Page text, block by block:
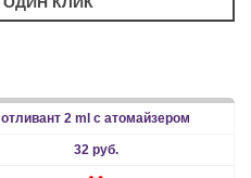
отливант 2 ml с атомайзером
32 руб.